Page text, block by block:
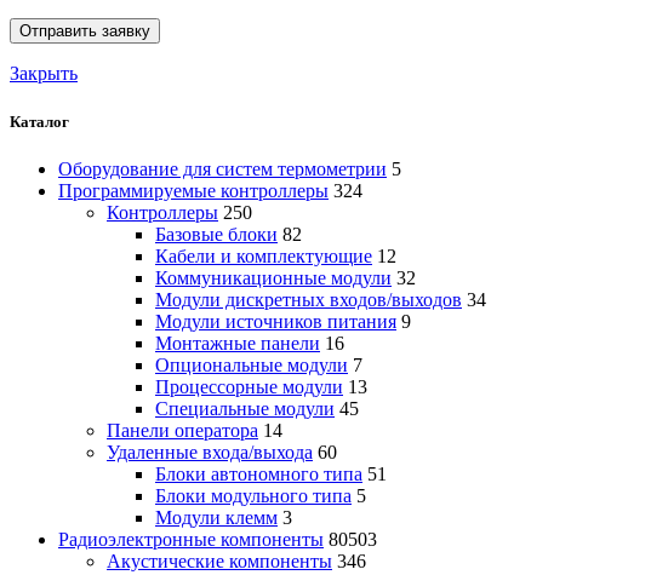
Закрыть
Каталог
Оборудование для систем термометрии 5
Программируемые контроллеры 324
Контроллеры 250
Базовые блоки 82
Кабели и комплектующие 12
Коммуникационные модули 32
Модули дискретных входов/выходов 34
Модули источников питания 9
Монтажные панели 16
Опциональные модули 7
Процессорные модули 13
Специальные модули 45
Панели оператора 14
Удаленные входа/выхода 60
Блоки автономного типа 51
Блоки модульного типа 5
Модули клемм 3
Радиоэлектронные компоненты 80503
Акустические компоненты 346